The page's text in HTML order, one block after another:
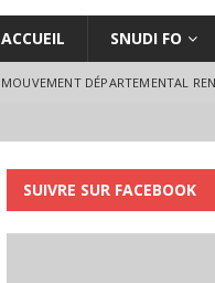
ACCUEIL SNUDI FO
MOUVEMENT DÉPARTEMENTAL
SUIVRE SUR FACEBOOK